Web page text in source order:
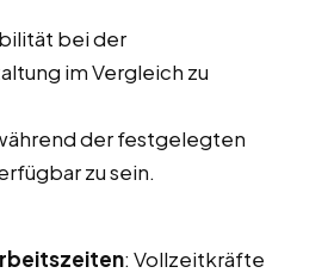
bei der
im Vergleich zu
der festgelegten
zu sein.
: Vollzeitkräfte